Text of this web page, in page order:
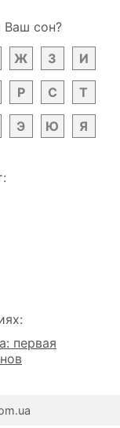
Ваш сон?
Ж З И
Р С Т
Э Ю Я
первая